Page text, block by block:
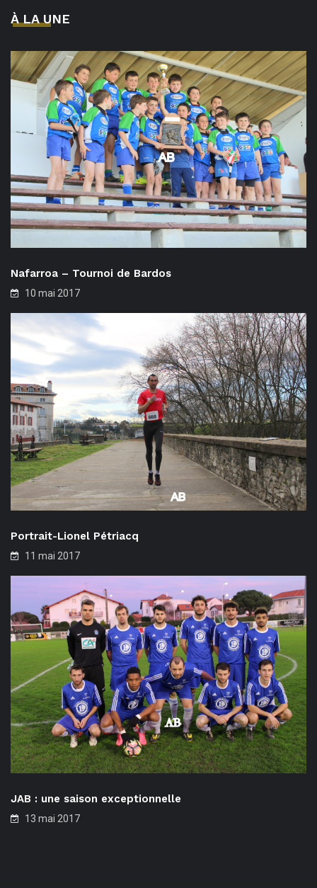
À LA UNE
Nafarroa – Tournoi de Bardos
10 mai 2017
Portrait-Lionel Pétriacq
11 mai 2017
JAB : une saison exceptionnelle
13 mai 2017